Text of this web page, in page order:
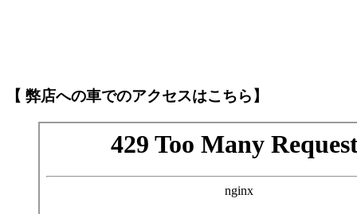
【 弊店への車でのアクセスはこちら】